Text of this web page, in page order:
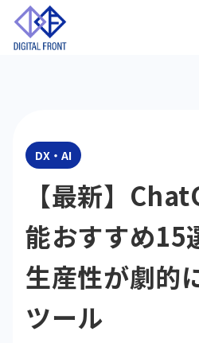
DX・AI
【最新】
能おすすめ15
生産性が劇的
ツール